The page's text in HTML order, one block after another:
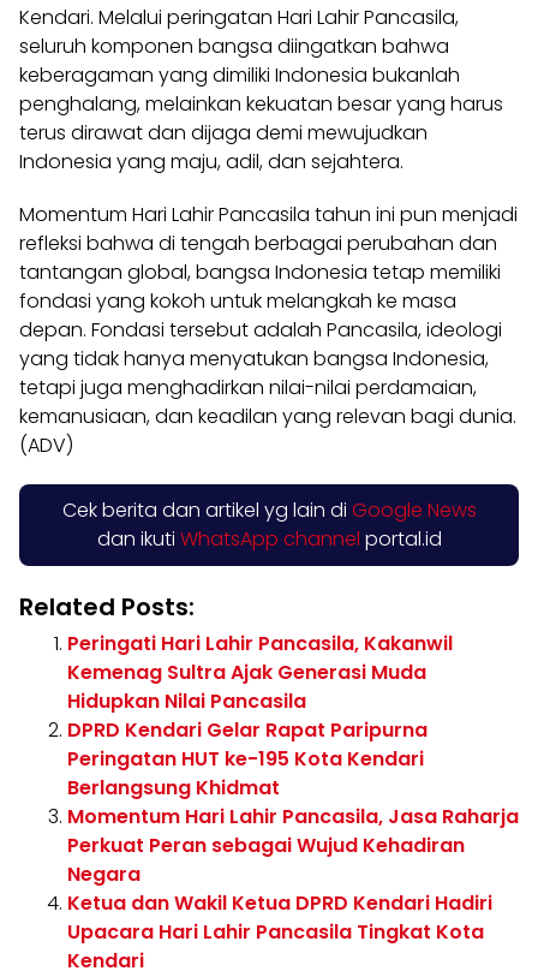
Kendari. Melalui peringatan Hari Lahir Pancasila,
seluruh komponen bangsa diingatkan bahwa
keberagaman yang dimiliki Indonesia bukanlah
penghalang, melainkan kekuatan besar yang harus
terus dirawat dan dijaga demi mewujudkan
Indonesia yang maju, adil, dan sejahtera.
Momentum Hari Lahir Pancasila tahun ini pun menjadi
refleksi bahwa di tengah berbagai perubahan dan
tantangan global, bangsa Indonesia tetap memiliki
fondasi yang kokoh untuk melangkah ke masa
depan. Fondasi tersebut adalah Pancasila, ideologi
yang tidak hanya menyatukan bangsa Indonesia,
tetapi juga menghadirkan nilai-nilai perdamaian,
kemanusiaan, dan keadilan yang relevan bagi dunia.
(ADV)
Cek berita dan artikel yg lain di Google News
dan ikuti WhatsApp channel portal.id
Related Posts:
Peringati Hari Lahir Pancasila, Kakanwil
Kemenag Sultra Ajak Generasi Muda
Hidupkan Nilai Pancasila
DPRD Kendari Gelar Rapat Paripurna
Peringatan HUT ke-195 Kota Kendari
Berlangsung Khidmat
Momentum Hari Lahir Pancasila, Jasa Raharja
Perkuat Peran sebagai Wujud Kehadiran
Negara
Ketua dan Wakil Ketua DPRD Kendari Hadiri
Upacara Hari Lahir Pancasila Tingkat Kota
Kendari